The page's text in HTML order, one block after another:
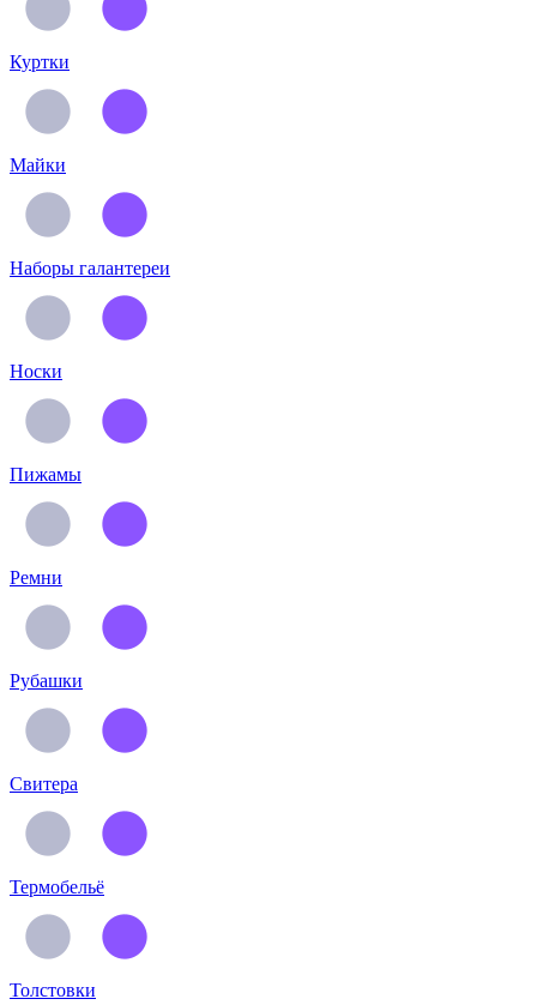
Куртки
Майки
Наборы галантереи
Носки
Пижамы
Ремни
Рубашки
Свитера
Термобельё
Толстовки